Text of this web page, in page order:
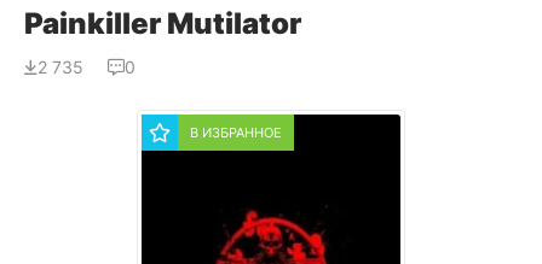
Painkiller Mutilator
2 735 0
В ИЗБРАННОЕ